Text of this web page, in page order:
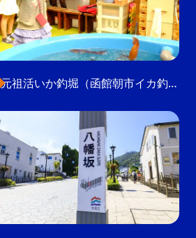
元祖活いか釣堀（函館朝市イカ釣り体験）